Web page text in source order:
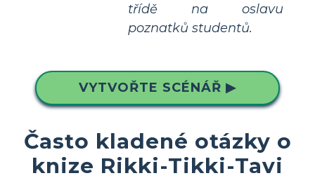
třídě na oslavu
poznatků studentů.
VYTVOŘTE SCÉNÁŘ ▶
Často kladené otázky o
knize Rikki-Tikki-Tavi